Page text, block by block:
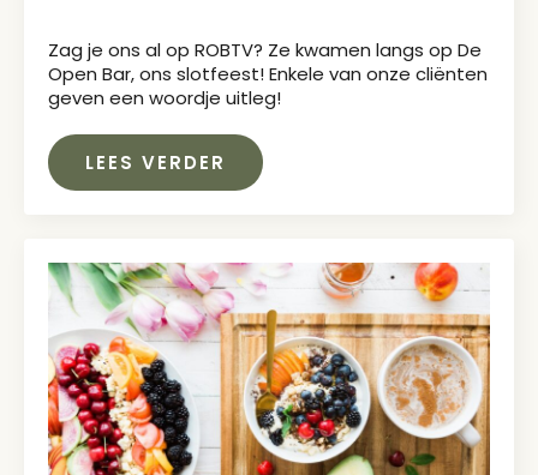
Zag je ons al op ROBTV? Ze kwamen langs op De
Open Bar, ons slotfeest! Enkele van onze cliënten
geven een woordje uitleg!
LEES VERDER